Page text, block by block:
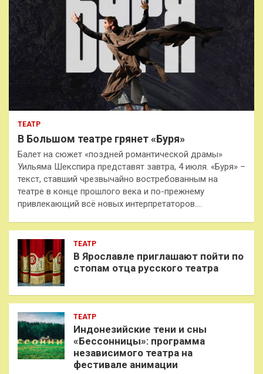
ТЕАТР
В Большом театре грянет «Буря»
Балет на сюжет «поздней романтической драмы»
Уильяма Шекспира представят завтра, 4 июля. «Буря» –
текст, ставший чрезвычайно востребованным на
театре в конце прошлого века и по-прежнему
привлекающий всё новых интерпретаторов.…
ТЕАТР
В Ярославле приглашают пойти по
стопам отца русского театра
ТЕАТР
Индонезийские тени и сны
«Бессонницы»: программа
независимого театра на
фестивале анимации